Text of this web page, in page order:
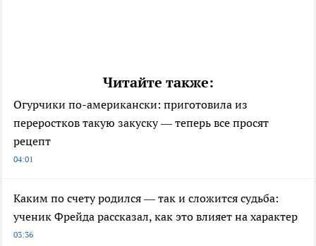
Читайте также:
Огурчики по-американски: приготовила из
переростков такую закуску — теперь все просят
рецепт
04:01
Каким по счету родился — так и сложится судьба:
ученик Фрейда рассказал, как это влияет на характер
03:36